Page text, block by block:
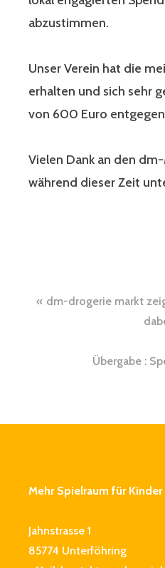
abzustimmen.
Unser Verein hat die
erhalten und sich sehr
von 600 Euro
Vielen Dank an den
während dieser Zeit
dm-drogerie markt
Übergabe :
Mehr Spielraum für Kinder
Jahnstrasse 1
85774 Unterföhring